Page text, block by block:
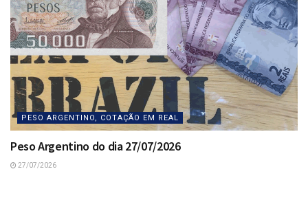
PESO ARGENTINO, COTAÇÃO EM REAL
Peso Argentino do dia 27/07/2026
27/07/2026